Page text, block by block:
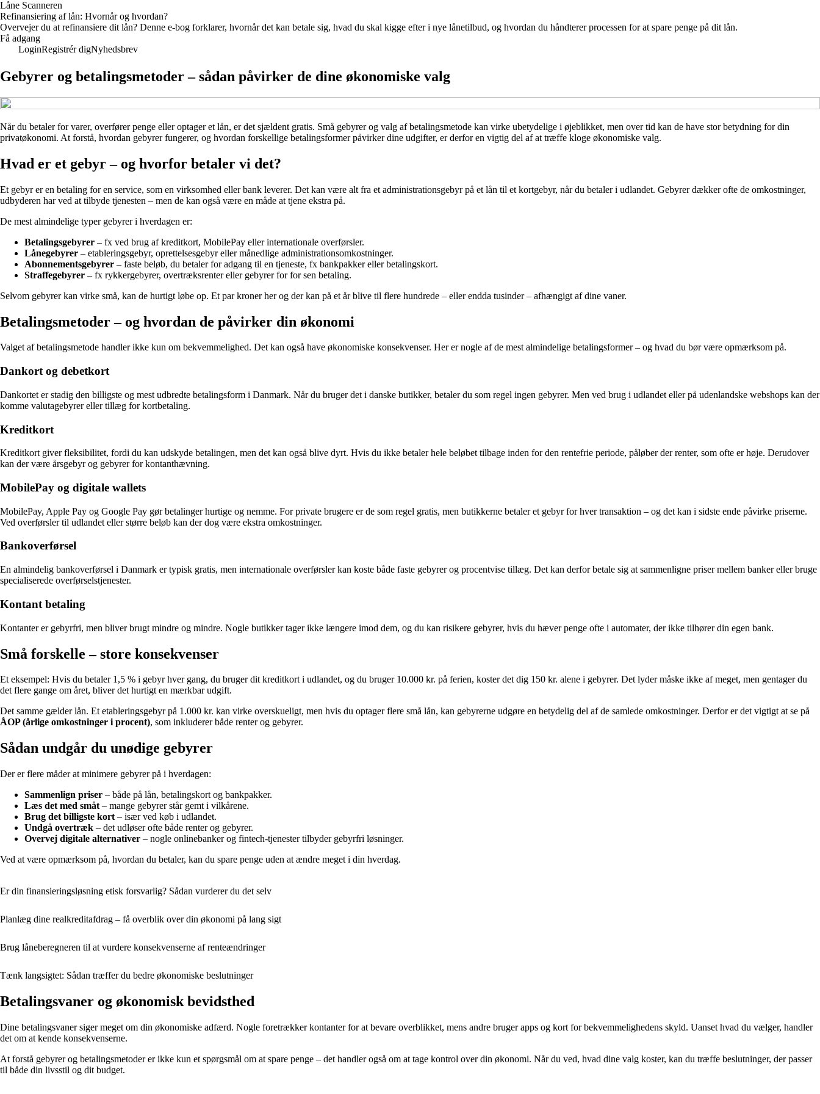
Låne Scanneren
Refinansiering af lån: Hvornår og hvordan?
Overvejer du at refinansiere dit lån? Denne e-bog forklarer, hvornår det kan betale sig, hvad du skal kigge efter i nye lånetilbud, og hvordan du håndterer processen for at spare penge på dit lån.
Få adgang
LoginRegistrér digNyhedsbrev
Gebyrer og betalingsmetoder – sådan påvirker de dine økonomiske valg
Når du betaler for varer, overfører penge eller optager et lån, er det sjældent gratis. Små gebyrer og valg af betalingsmetode kan virke ubetydelige i øjeblikket, men over tid kan de have stor betydning for din
privatøkonomi. At forstå, hvordan gebyrer fungerer, og hvordan forskellige betalingsformer påvirker dine udgifter, er derfor en vigtig del af at træffe kloge økonomiske valg.
Hvad er et gebyr – og hvorfor betaler vi det?
Et gebyr er en betaling for en service, som en virksomhed eller bank leverer. Det kan være alt fra et administrationsgebyr på et lån til et kortgebyr, når du betaler i udlandet. Gebyrer dækker ofte de omkostninger,
udbyderen har ved at tilbyde tjenesten – men de kan også være en måde at tjene ekstra på.
De mest almindelige typer gebyrer i hverdagen er:
Betalingsgebyrer – fx ved brug af kreditkort, MobilePay eller internationale overførsler.
Lånegebyrer – etableringsgebyr, oprettelsesgebyr eller månedlige administrationsomkostninger.
Abonnementsgebyrer – faste beløb, du betaler for adgang til en tjeneste, fx bankpakker eller betalingskort.
Straffegebyrer – fx rykkergebyrer, overtræksrenter eller gebyrer for for sen betaling.
Selvom gebyrer kan virke små, kan de hurtigt løbe op. Et par kroner her og der kan på et år blive til flere hundrede – eller endda tusinder – afhængigt af dine vaner.
Betalingsmetoder – og hvordan de påvirker din økonomi
Valget af betalingsmetode handler ikke kun om bekvemmelighed. Det kan også have økonomiske konsekvenser. Her er nogle af de mest almindelige betalingsformer – og hvad du bør være opmærksom på.
Dankort og debetkort
Dankortet er stadig den billigste og mest udbredte betalingsform i Danmark. Når du bruger det i danske butikker, betaler du som regel ingen gebyrer. Men ved brug i udlandet eller på udenlandske webshops kan der
komme valutagebyrer eller tillæg for kortbetaling.
Kreditkort
Kreditkort giver fleksibilitet, fordi du kan udskyde betalingen, men det kan også blive dyrt. Hvis du ikke betaler hele beløbet tilbage inden for den rentefrie periode, påløber der renter, som ofte er høje. Derudover
kan der være årsgebyr og gebyrer for kontanthævning.
MobilePay og digitale wallets
MobilePay, Apple Pay og Google Pay gør betalinger hurtige og nemme. For private brugere er de som regel gratis, men butikkerne betaler et gebyr for hver transaktion – og det kan i sidste ende påvirke priserne.
Ved overførsler til udlandet eller større beløb kan der dog være ekstra omkostninger.
Bankoverførsel
En almindelig bankoverførsel i Danmark er typisk gratis, men internationale overførsler kan koste både faste gebyrer og procentvise tillæg. Det kan derfor betale sig at sammenligne priser mellem banker eller bruge
specialiserede overførselstjenester.
Kontant betaling
Kontanter er gebyrfri, men bliver brugt mindre og mindre. Nogle butikker tager ikke længere imod dem, og du kan risikere gebyrer, hvis du hæver penge ofte i automater, der ikke tilhører din egen bank.
Små forskelle – store konsekvenser
Et eksempel: Hvis du betaler 1,5 % i gebyr hver gang, du bruger dit kreditkort i udlandet, og du bruger 10.000 kr. på ferien, koster det dig 150 kr. alene i gebyrer. Det lyder måske ikke af meget, men gentager du
det flere gange om året, bliver det hurtigt en mærkbar udgift.
Det samme gælder lån. Et etableringsgebyr på 1.000 kr. kan virke overskueligt, men hvis du optager flere små lån, kan gebyrerne udgøre en betydelig del af de samlede omkostninger. Derfor er det vigtigt at se på
ÅOP (årlige omkostninger i procent), som inkluderer både renter og gebyrer.
Sådan undgår du unødige gebyrer
Der er flere måder at minimere gebyrer på i hverdagen:
Sammenlign priser – både på lån, betalingskort og bankpakker.
Læs det med småt – mange gebyrer står gemt i vilkårene.
Brug det billigste kort – især ved køb i udlandet.
Undgå overtræk – det udløser ofte både renter og gebyrer.
Overvej digitale alternativer – nogle onlinebanker og fintech-tjenester tilbyder gebyrfri løsninger.
Ved at være opmærksom på, hvordan du betaler, kan du spare penge uden at ændre meget i din hverdag.
Er din finansieringsløsning etisk forsvarlig? Sådan vurderer du det selv
Planlæg dine realkreditafdrag – få overblik over din økonomi på lang sigt
Brug låneberegneren til at vurdere konsekvenserne af renteændringer
Tænk langsigtet: Sådan træffer du bedre økonomiske beslutninger
Betalingsvaner og økonomisk bevidsthed
Dine betalingsvaner siger meget om din økonomiske adfærd. Nogle foretrækker kontanter for at bevare overblikket, mens andre bruger apps og kort for bekvemmelighedens skyld. Uanset hvad du vælger, handler
det om at kende konsekvenserne.
At forstå gebyrer og betalingsmetoder er ikke kun et spørgsmål om at spare penge – det handler også om at tage kontrol over din økonomi. Når du ved, hvad dine valg koster, kan du træffe beslutninger, der passer
til både din livsstil og dit budget.